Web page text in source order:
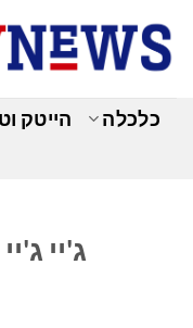
content
כלכלה הייטק